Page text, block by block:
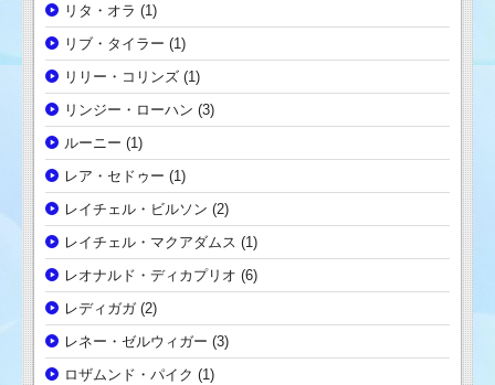
リタ・オラ (1)
リブ・タイラー (1)
リリー・コリンズ (1)
リンジー・ローハン (3)
ルーニー (1)
レア・セドゥー (1)
レイチェル・ビルソン (2)
レイチェル・マクアダムス (1)
レオナルド・ディカプリオ (6)
レディガガ(2)
レネー・ゼルウィガー (3)
ロザムンド・パイク (1)